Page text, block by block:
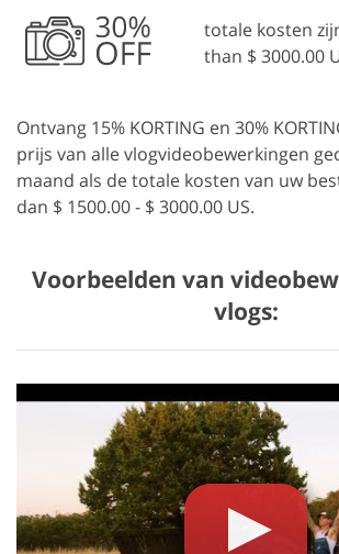
totale kosten
than $ 3000.00
Ontvang 15% KORTING en 30%
prijs van alle vlogvideobewerkingen
maand als de totale kosten van uw
dan $ 1500.00 - $ 3000.00 US.
Voorbeelden van
vlogs: